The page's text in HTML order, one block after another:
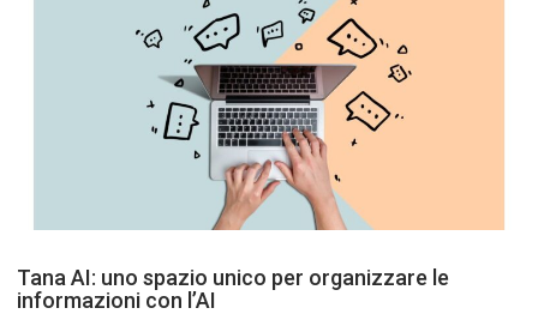
Tana AI: uno spazio unico per organizzare le
informazioni con l’AI